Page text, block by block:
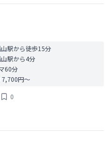
駅から徒歩15分
駅から4分
60分
7,700円〜
0